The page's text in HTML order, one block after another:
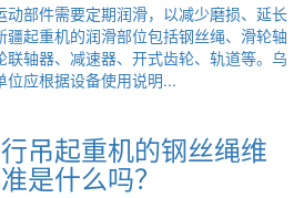
动部件需要定期润滑，以减少磨损、延长
疆起重机的润滑部位包括钢丝绳、滑轮轴
联轴器、减速器、开式齿轮、轨道等。乌
位应根据设备使用说明...
吊起重机的钢丝绳维
是什么吗？